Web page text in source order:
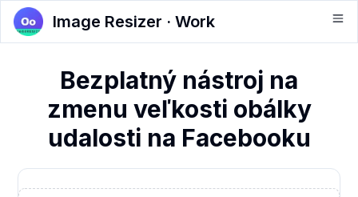
Image Resizer · Work
Bezplatný nástroj na
zmenu veľkosti obálky
udalosti na Facebooku